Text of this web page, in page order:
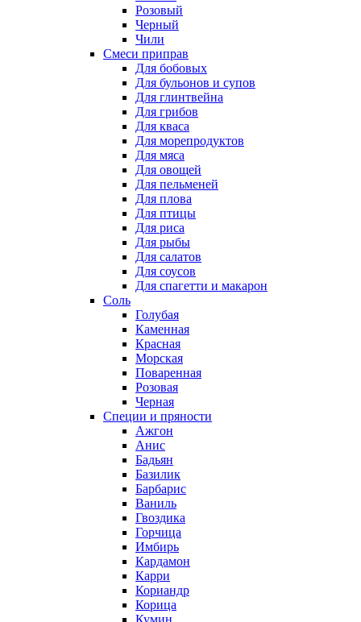
Розовый
Черный
Чили
Смеси приправ
Для бобовых
Для бульонов и супов
Для глинтвейна
Для грибов
Для кваса
Для морепродуктов
Для мяса
Для овощей
Для пельменей
Для плова
Для птицы
Для риса
Для рыбы
Для салатов
Для соусов
Для спагетти и макарон
Соль
Голубая
Каменная
Красная
Морская
Поваренная
Розовая
Черная
Специи и пряности
Ажгон
Анис
Бадьян
Базилик
Барбарис
Ваниль
Гвоздика
Горчица
Имбирь
Кардамон
Карри
Кориандр
Корица
Кумин